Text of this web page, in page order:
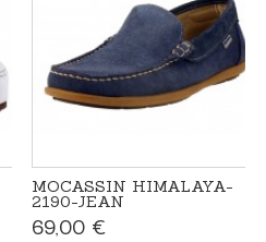
MOCASSIN HIMALAYA-
2190-JEAN
69,00 €